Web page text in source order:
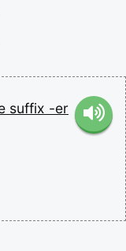
suffix -er